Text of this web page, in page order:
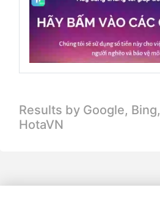
Results by Google, Bing,
HotaVN